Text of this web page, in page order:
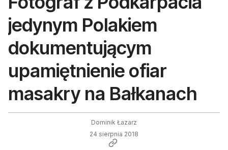
jedynym Polakiem
dokumentującym
upamiętnienie ofiar
masakry na Bałkanach
Dominik Łazarz
24 sierpnia 2018